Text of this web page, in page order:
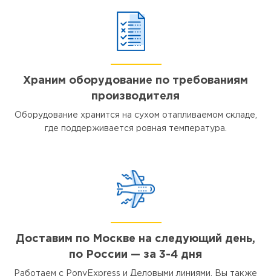
Храним оборудование по требованиям
производителя
Оборудование хранится на сухом отапливаемом складе,
где поддерживается ровная температура.
Доставим по Москве на следующий день,
по России — за 3-4 дня
Работаем с PonyExpress и Деловыми линиями. Вы также